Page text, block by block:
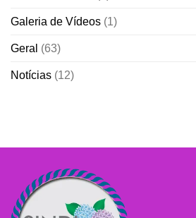
Galeria de Vídeos (1)
Geral (63)
Notícias (12)